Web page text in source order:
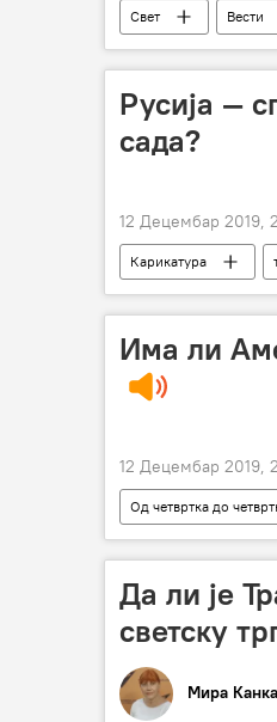
Свет Вести
Русија —
сада?
12 Децембар 2019,
Карикатура
Има ли
12 Децембар 2019,
Од четвртка до
Да ли је
светску
Мира